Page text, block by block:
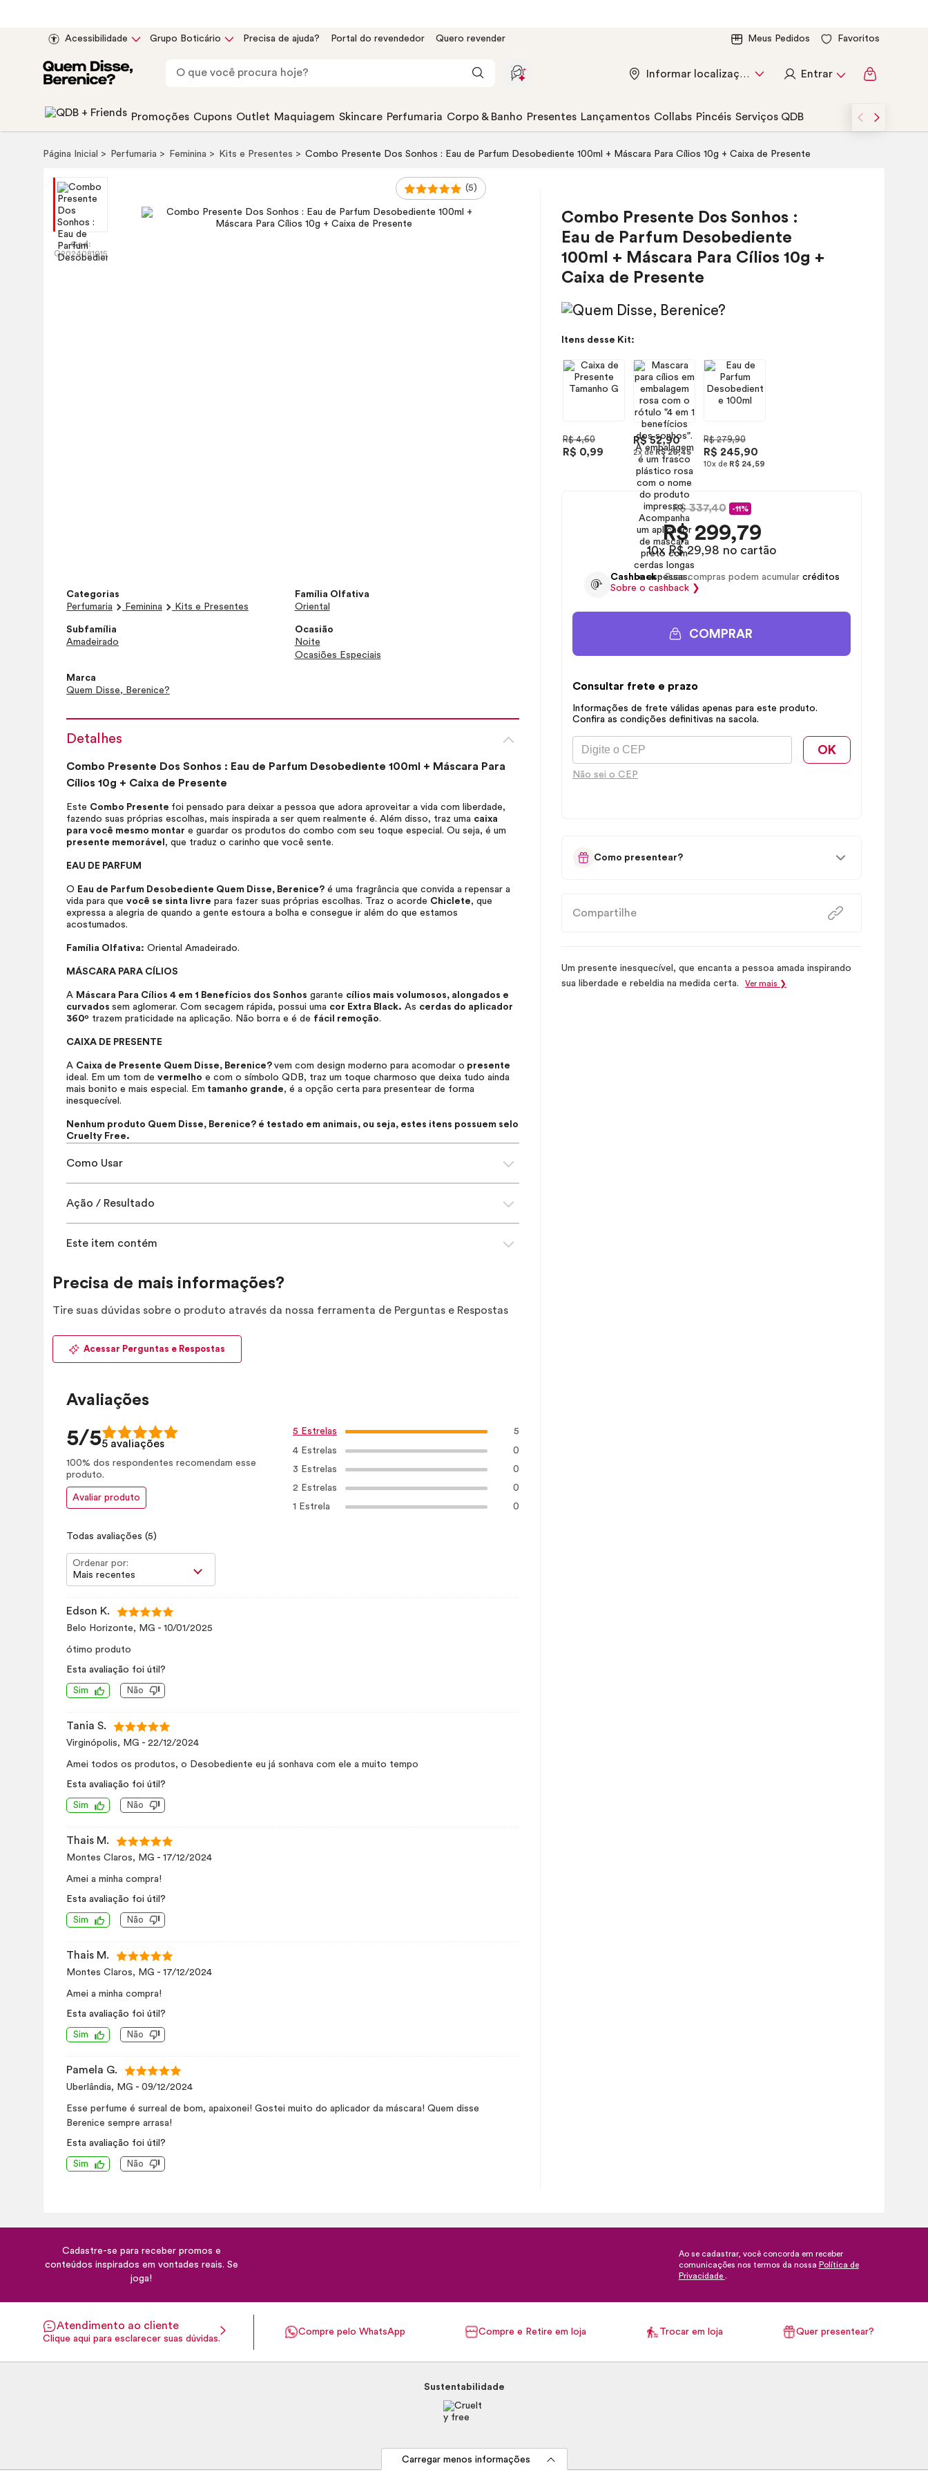
Acessibilidade Grupo Boticário Precisa de ajuda? Portal do revendedor Quero revender Meus Pedidos Favoritos
Informar localização Entrar
Promoções Cupons Outlet Maquiagem Skincare Perfumaria Corpo & Banho Presentes Lançamentos Collabs Pincéis Serviços QDB
Página Inicial Perfumaria Feminina Kits e Presentes Combo Presente Dos Sonhos : Eau de Parfum Desobediente 100ml + Máscara Para Cílios 10g + Caixa de Presente
Combo Presente Dos Sonhos :
Eau de Parfum Desobediente
100ml + Máscara Para Cílios 10g +
Caixa de Presente
Itens desse Kit:
R$ 4,60
R$ 0,99
R$ 52,90
2x deR$ 26,45
R$ 279,90
R$ 245,90
10x de R$ 24,59
R$ 337,40 -11%
R$299,79
10x R$ 29,98 no cartão
Cashback- Suas compras podem acumular créditos
Sobre o cashback❯
COMPRAR
Consultar frete e prazo
Informações de frete válidas apenas para este produto.
Confira as condições definitivas na sacola.
OK
Não sei o CEP
Como presentear?
Compartilhe
Um presente inesquecível, que encanta a pessoa amada inspirando
sua liberdade e rebeldia na medida certa.
Ver mais ❯
(5)
Cod:
Q2024081015
Categorias
Perfumaria
Feminina Kits e Presentes
Família Olfativa
Oriental
Subfamília
Amadeirado
Ocasião
Noite
Ocasiões Especiais
Marca
Quem Disse, Berenice?
Detalhes
Combo Presente Dos Sonhos : Eau de Parfum Desobediente 100ml + Máscara Para
Cílios 10g + Caixa de Presente
Este Combo Presente foi pensado para deixar a pessoa que adora aproveitar a vida com liberdade,
fazendo suas próprias escolhas, mais inspirada a ser quem realmente é. Além disso, traz uma caixa
para você mesmo montar e guardar os produtos do combo com seu toque especial. Ou seja, é um
presente memorável , que traduz o carinho que você sente.
EAU DE PARFUM
O Eau de Parfum Desobediente Quem Disse, Berenice? é uma fragrância que convida a repensar a
vida para que você se sinta livre para fazer suas próprias escolhas. Traz o acorde Chiclete, que
expressa a alegria de quando a gente estoura a bolha e consegue ir além do que estamos
acostumados.
Família Olfativa: Oriental Amadeirado.
MÁSCARA PARA CÍLIOS
A Máscara Para Cílios 4 em 1 Benefícios dos Sonhos garante cílios mais volumosos, alongados e
curvados sem aglomerar. Com secagem rápida, possui uma cor Extra Black. As cerdas do aplicador
360º trazem praticidade na aplicação. Não borra e é de fácil remoção.
CAIXA DE PRESENTE
A Caixa de Presente Quem Disse, Berenice? vem com design moderno para acomodar o presente
ideal. Em um tom de vermelho e com o símbolo QDB, traz um toque charmoso que deixa tudo ainda
mais bonito e mais especial. Em tamanho grande, é a opção certa para presentear de forma
inesquecível.
Nenhum produto Quem Disse, Berenice? é testado em animais, ou seja, estes itens possuem selo
Cruelty Free.
Como Usar
Ação / Resultado
Este item contém
Precisa de mais informações?
Tire suas dúvidas sobre o produto através da nossa ferramenta de Perguntas e Respostas
Acessar Perguntas e Respostas
Avaliações
5/55 avaliações
100% dos respondentes recomendam esse
produto.
Avaliar produto
5 Estrelas 5
4 Estrelas
0
3 Estrelas
0
2 Estrelas
0
1 Estrela
0
Todas avaliações (5)
Ordenar por:
Mais recentes
Edson K.
Belo Horizonte, MG - 10/01/2025
ótimo produto
Esta avaliação foi útil?
Sim Não
Tania S.
Virginópolis, MG - 22/12/2024
Amei todos os produtos, o Desobediente eu já sonhava com ele a muito tempo
Esta avaliação foi útil?
Sim Não
Thais M.
Montes Claros, MG - 17/12/2024
Amei a minha compra!
Esta avaliação foi útil?
Sim Não
Thais M.
Montes Claros, MG - 17/12/2024
Amei a minha compra!
Esta avaliação foi útil?
Sim Não
Pamela G.
Uberlândia, MG - 09/12/2024
Esse perfume é surreal de bom, apaixonei! Gostei muito do aplicador da máscara! Quem disse
Berenice sempre arrasa!
Esta avaliação foi útil?
Sim Não
Cadastre-se para receber promos e
conteúdos inspirados em vontades reais. Se
joga!
Ao se cadastrar, você concorda em receber
comunicações nos termos da nossa Política de
Privacidade .
Atendimento ao cliente
Clique aqui para esclarecer suas dúvidas.
Compre pelo WhatsApp Compre e Retire em loja Trocar em loja Quer presentear?
Sustentabilidade
Carregar menos informações